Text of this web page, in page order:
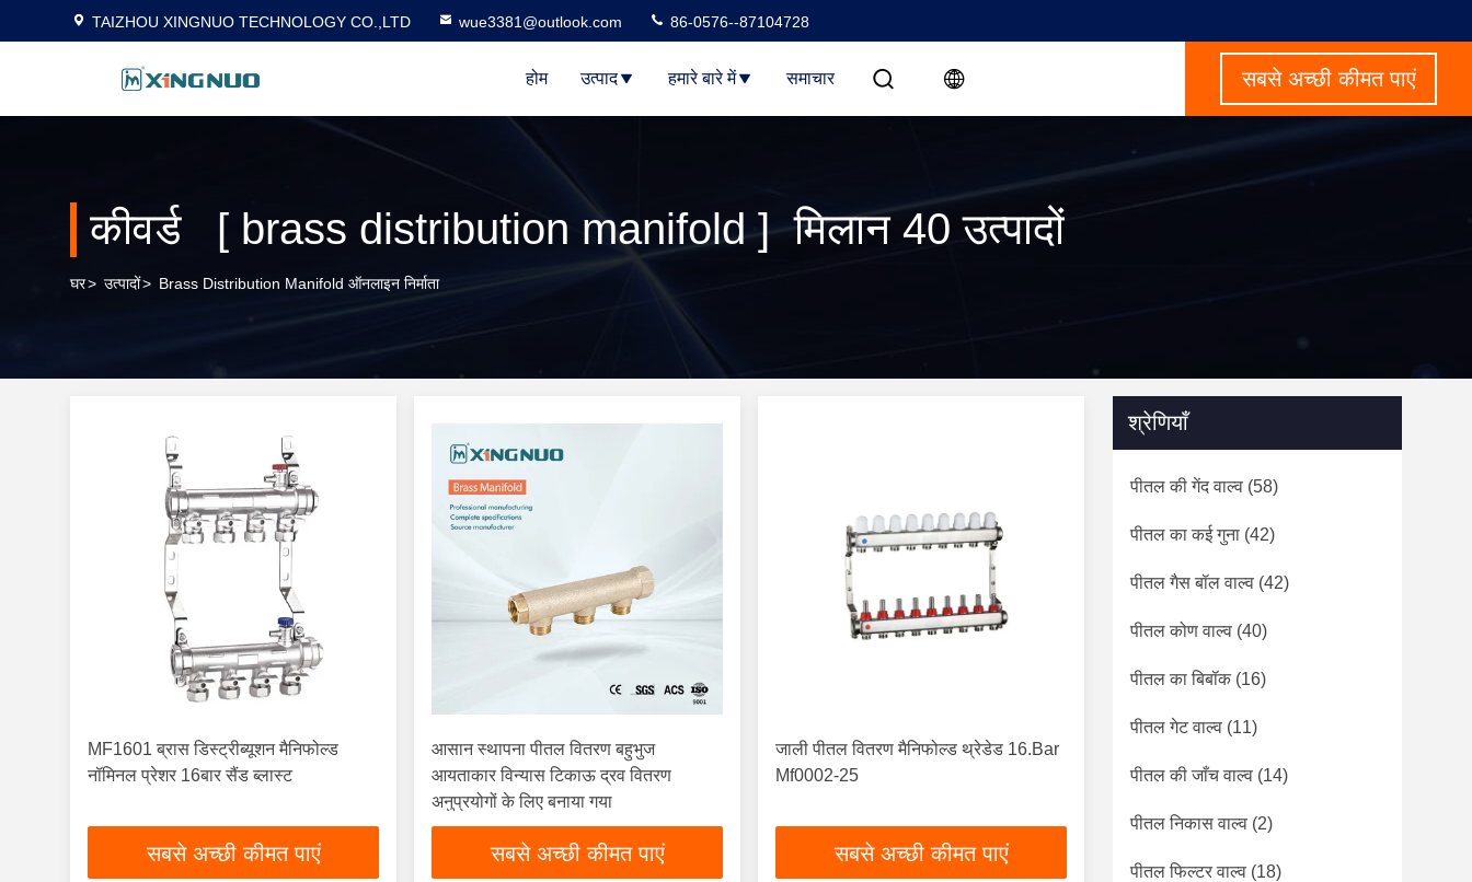
TAIZHOU XINGNUO TECHNOLOGY CO.,LTD wue3381@outlook.com 86-0576--87104728
होम उत्पाद हमारे बारे में समाचार सबसे अच्छी कीमत पाएं
कीवर्ड [ brass distribution manifold ] मिलान 40 उत्पादों
घर> उत्पादों> Brass Distribution Manifold ऑनलाइन निर्माता
MF1601 ब्रास डिस्ट्रीब्यूशन मैनिफोल्ड
नॉमिनल प्रेशर 16बार सैंड ब्लास्ट
सबसे अच्छी कीमत पाएं
आसान स्थापना पीतल वितरण बहुभुज
आयताकार विन्यास टिकाऊ द्रव वितरण
अनुप्रयोगों के लिए बनाया गया
सबसे अच्छी कीमत पाएं
जाली पीतल वितरण मैनिफोल्ड थ्रेडेड 16.Bar
Mf0002-25
सबसे अच्छी कीमत पाएं
श्रेणियाँ
पीतल की गेंद वाल्व (58)
पीतल का कई गुना (42)
पीतल गैस बॉल वाल्व (42)
पीतल कोण वाल्व (40)
पीतल का बिबॉक (16)
पीतल गेट वाल्व (11)
पीतल की जाँच वाल्व (14)
पीतल निकास वाल्व (2)
पीतल फिल्टर वाल्व (18)